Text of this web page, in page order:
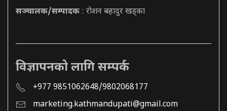
सञ्चालक/सम्पादक : रोशन बहादुर खड्का
विज्ञापनको लागि सम्पर्क
+977 9851062648/9802068177
marketing.kathmandupati@gmail.com